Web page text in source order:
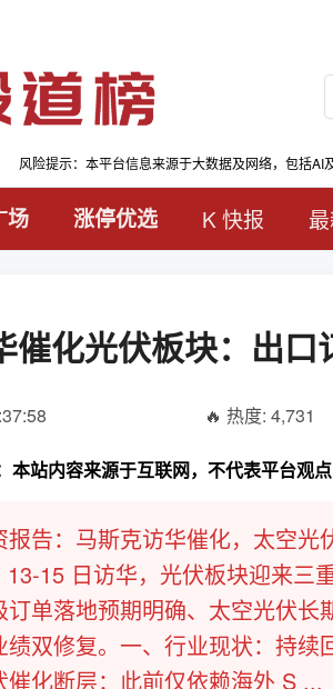
风险提示：本平台信息来源于大数据及网络，包括AI
场 涨停优选 K 快报
催化光伏板块：出
🔥 热度: 4,731
站内容来源于互联网，不代表平台观
报告：马斯克访华催化，太空
13-15 日访华，光伏板块迎来
订单落地预期明确、太空光伏
绩双修复。一、行业现状：持
催化断层：此前仅依赖海外 S ...